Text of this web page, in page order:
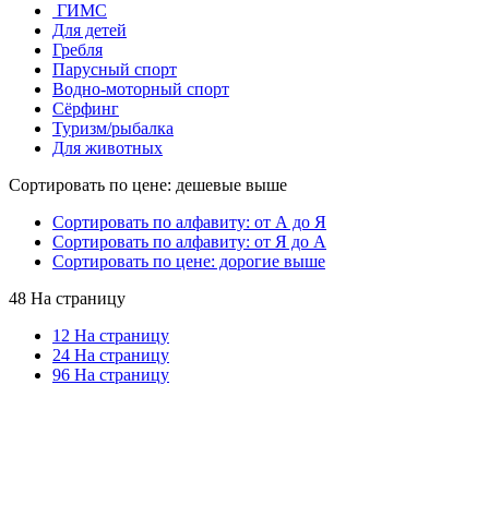
ГИМС
Для детей
Гребля
Парусный спорт
Водно-моторный спорт
Сёрфинг
Туризм/рыбалка
Для животных
Сортировать по цене: дешевые выше
Сортировать по алфавиту: от А до Я
Сортировать по алфавиту: от Я до А
Сортировать по цене: дорогие выше
48 На страницу
12 На страницу
24 На страницу
96 На страницу